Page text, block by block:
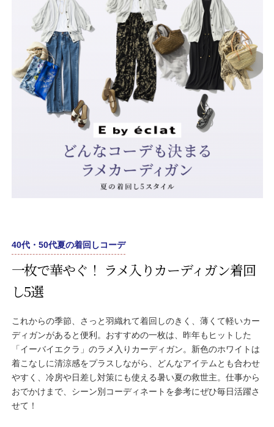
40代・50代夏の着回しコーデ
一枚で華やぐ！ ラメ入りカーディガン着回
し5選
これからの季節、さっと羽織れて着回しのきく、薄くて軽いカー
ディガンがあると便利。おすすめの一枚は、昨年もヒットした
「イーバイエクラ」のラメ入りカーディガン。新色のホワイトは
着こなしに清涼感をプラスしながら、どんなアイテムとも合わせ
やすく、冷房や日差し対策にも使える暑い夏の救世主。仕事から
おでかけまで、シーン別コーディネートを参考にぜひ毎日活躍さ
せて！